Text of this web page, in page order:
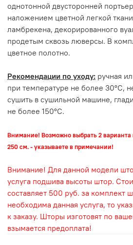
однотонной двусторонней
наложением цветной легкой
ламбрекена, декорированного
продетым сквозь люверсы. В
цветное полотно.
Рекомендации по уходу: ручная
при температуре не более 30°С,
сушить в сушильной машине,
не более 150°С.
Внимание! Возможно выбрать 2
250 см. - указываете в примечании!
Внимание! Для данной модели
услуга подшива высоты штор.
составляет 500 руб. за комплект
необходима данная услуга, то
к заказу. Шторы изготовят по
взымается предоплата!